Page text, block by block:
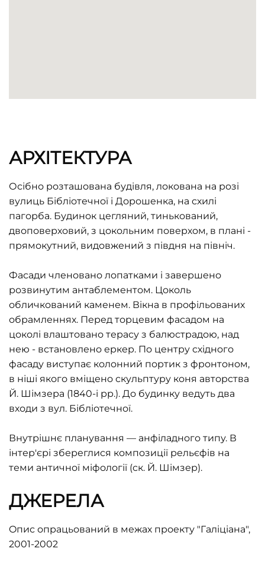
АРХІТЕКТУРА
Осібно розташована будівля, локована на розі
вулиць Бібліотечної і Дорошенка, на схилі
пагорба. Будинок цегляний, тинькований,
двоповерховий, з цокольним поверхом, в плані -
прямокутний, видовжений з півдня на північ.
Фасади членовано лопатками і завершено
розвинутим антаблементом. Цоколь
обличкований каменем. Вікна в профільованих
обрамленнях. Перед торцевим фасадом на
цоколі влаштовано терасу з балюстрадою, над
нею - встановлено еркер. По центру східного
фасаду виступає колонний портик з фронтоном,
в ніші якого вміщено скульптуру коня авторства
Й. Шімзера (1840-і рр.). До будинку ведуть два
входи з вул. Бібліотечної.
Внутрішнє планування — анфіладного типу. В
інтер'єрі збереглися композиції рельєфів на
теми античної міфології (ск. Й. Шімзер).
ДЖЕРЕЛА
Oпис опрацьований в межах проекту "Галіціана",
2001-2002